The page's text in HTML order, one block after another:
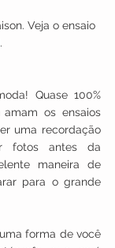
Veja o ensaio
.
Quase 100%
os ensaios
uma recordação
fotos antes da
maneira de
para o grande
forma de você